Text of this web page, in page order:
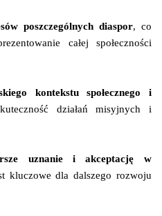
poszczególnych diaspor, co
całej społeczności
kontekstu społecznego i
działań misyjnych i
uznanie i akceptację w
kluczowe dla dalszego rozwoju